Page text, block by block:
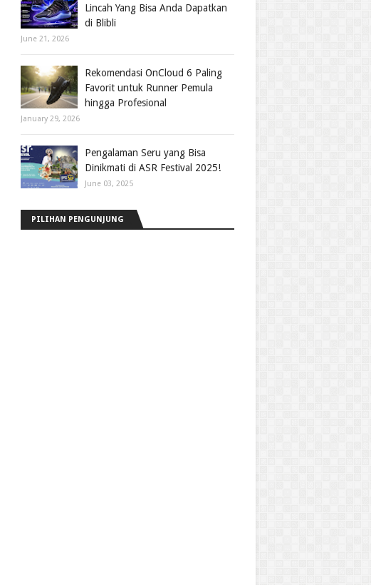
Lincah Yang Bisa Anda Dapatkan
di Blibli
June 21, 2026
Rekomendasi OnCloud 6 Paling
Favorit untuk Runner Pemula
hingga Profesional
January 29, 2026
Pengalaman Seru yang Bisa
Dinikmati di ASR Festival 2025!
June 03, 2025
PILIHAN PENGUNJUNG